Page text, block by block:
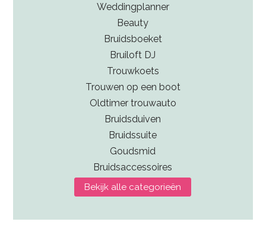
Weddingplanner
Beauty
Bruidsboeket
Bruiloft DJ
Trouwkoets
Trouwen op een boot
Oldtimer trouwauto
Bruidsduiven
Bruidssuite
Goudsmid
Bruidsaccessoires
Bekijk alle categorieën